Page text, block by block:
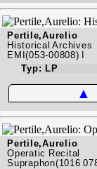
Pertile,Aurelio
Historical Archives
EMI(053-00808) I
Typ: LP
▲
Pertile,Aurelio
Operatic Recital
Supraphon(1016